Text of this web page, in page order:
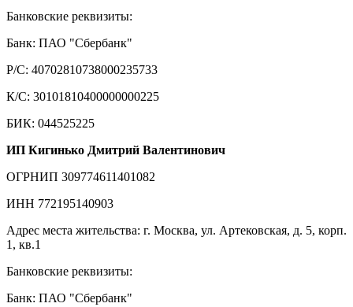
Банковские реквизиты:
Банк: ПАО "Сбербанк"
Р/С: 40702810738000235733
К/С: 30101810400000000225
БИК: 044525225
ИП Кигинько Дмитрий Валентинович
ОГРНИП 309774611401082
ИНН 772195140903
Адрес места жительства: г. Москва, ул. Артековская, д. 5, корп.
1, кв.1
Банковские реквизиты:
Банк: ПАО "Сбербанк"